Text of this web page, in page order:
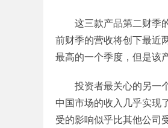
这三款产品第二财季
前财季的营收将创下最近
最高的一个季度，但是该
投资者最关心的另一
中国市场的收入几乎实现
受的影响似乎比其他公司